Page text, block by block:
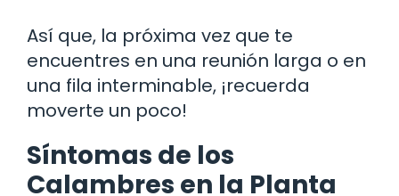
Así que, la próxima vez que te
encuentres en una reunión larga o en
una fila interminable, ¡recuerda
moverte un poco!
Síntomas de los
Calambres en la Planta